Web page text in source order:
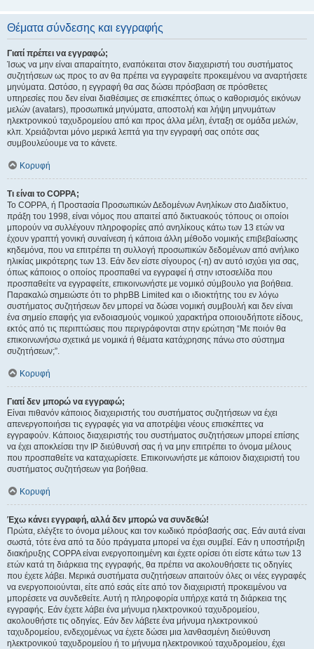
Θέματα σύνδεσης και εγγραφής
Γιατί πρέπει να εγγραφώ;
Ίσως να μην είναι απαραίτητο, εναπόκειται στον διαχειριστή του συστήματος
συζητήσεων ως προς το αν θα πρέπει να εγγραφείτε προκειμένου να αναρτήσετε
μηνύματα. Ωστόσο, η εγγραφή θα σας δώσει πρόσβαση σε πρόσθετες
υπηρεσίες που δεν είναι διαθέσιμες σε επισκέπτες όπως ο καθορισμός εικόνων
μελών (avatars), προσωπικά μηνύματα, αποστολή και λήψη μηνυμάτων
ηλεκτρονικού ταχυδρομείου από και προς άλλα μέλη, ένταξη σε ομάδα μελών,
κλπ. Χρειάζονται μόνο μερικά λεπτά για την εγγραφή σας οπότε σας
συμβουλεύουμε να το κάνετε.
Κορυφή
Τι είναι το COPPA;
Το COPPA, ή Προστασία Προσωπικών Δεδομένων Ανηλίκων στο Διαδίκτυο,
πράξη του 1998, είναι νόμος που απαιτεί από δικτυακούς τόπους οι οποίοι
μπορούν να συλλέγουν πληροφορίες από ανηλίκους κάτω των 13 ετών να
έχουν γραπτή γονική συναίνεση ή κάποια άλλη μέθοδο νομικής επιβεβαίωσης
κηδεμόνα, που να επιτρέπει τη συλλογή προσωπικών δεδομένων από ανήλικο
ηλικίας μικρότερης των 13. Εάν δεν είστε σίγουρος (-η) αν αυτό ισχύει για σας,
όπως κάποιος ο οποίος προσπαθεί να εγγραφεί ή στην ιστοσελίδα που
προσπαθείτε να εγγραφείτε, επικοινωνήστε με νομικό σύμβουλο για βοήθεια.
Παρακαλώ σημειώστε ότι το phpBB Limited και ο ιδιοκτήτης του εν λόγω
συστήματος συζητήσεων δεν μπορεί να δώσει νομική συμβουλή και δεν είναι
ένα σημείο επαφής για ενδοιασμούς νομικού χαρακτήρα οποιουδήποτε είδους,
εκτός από τις περιπτώσεις που περιγράφονται στην ερώτηση “Με ποιόν θα
επικοινωνήσω σχετικά με νομικά ή θέματα κατάχρησης πάνω στο σύστημα
συζητήσεων;”.
Κορυφή
Γιατί δεν μπορώ να εγγραφώ;
Είναι πιθανόν κάποιος διαχειριστής του συστήματος συζητήσεων να έχει
απενεργοποιήσει τις εγγραφές για να αποτρέψει νέους επισκέπτες να
εγγραφούν. Κάποιος διαχειριστής του συστήματος συζητήσεων μπορεί επίσης
να έχει αποκλείσει την IP διεύθυνσή σας ή να μην επιτρέπει το όνομα μέλους
που προσπαθείτε να καταχωρίσετε. Επικοινωνήστε με κάποιον διαχειριστή του
συστήματος συζητήσεων για βοήθεια.
Κορυφή
Έχω κάνει εγγραφή, αλλά δεν μπορώ να συνδεθώ!
Πρώτα, ελέγξτε το όνομα μέλους και τον κωδικό πρόσβασής σας. Εάν αυτά είναι
σωστά, τότε ένα από τα δύο πράγματα μπορεί να έχει συμβεί. Εάν η υποστήριξη
διακήρυξης COPPA είναι ενεργοποιημένη και έχετε ορίσει ότι είστε κάτω των 13
ετών κατά τη διάρκεια της εγγραφής, θα πρέπει να ακολουθήσετε τις οδηγίες
που έχετε λάβει. Μερικά συστήματα συζητήσεων απαιτούν όλες οι νέες εγγραφές
να ενεργοποιούνται, είτε από εσάς είτε από τον διαχειριστή προκειμένου να
μπορέσετε να συνδεθείτε. Αυτή η πληροφορία υπήρχε κατά τη διάρκεια της
εγγραφής. Εάν έχετε λάβει ένα μήνυμα ηλεκτρονικού ταχυδρομείου,
ακολουθήστε τις οδηγίες. Εάν δεν λάβετε ένα μήνυμα ηλεκτρονικού
ταχυδρομείου, ενδεχομένως να έχετε δώσει μια λανθασμένη διεύθυνση
ηλεκτρονικού ταχυδρομείου ή το μήνυμα ηλεκτρονικού ταχυδρομείου, έχει